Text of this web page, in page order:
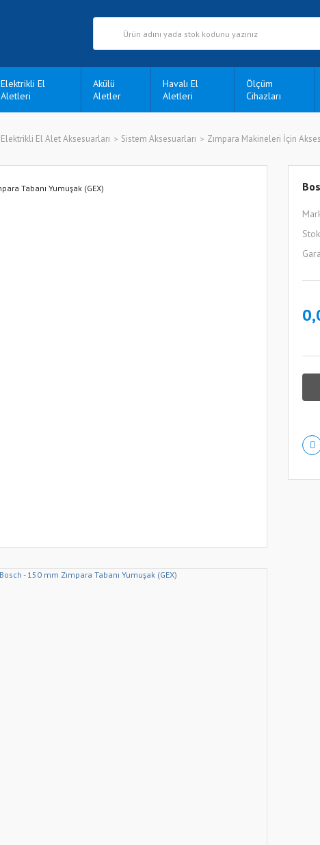
Elektrikli El
Aletleri
Akülü
Aletler
Havalı El
Aletleri
Ölçüm
Cihazları
Elektrikli El Alet Aksesuarları Sistem Aksesuarları Zımpara Makineleri İçin